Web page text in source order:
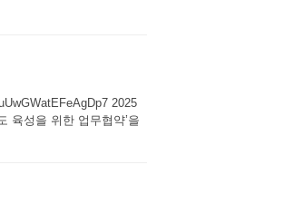
2025
육성을 위한 업무협약’을